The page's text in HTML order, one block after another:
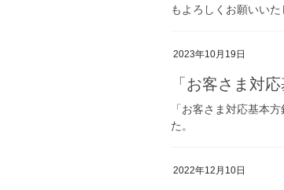
もよろしくお願いいた
2023年10月19日
「お客さま対
「お客さま対応基本
た。
2022年12月10日